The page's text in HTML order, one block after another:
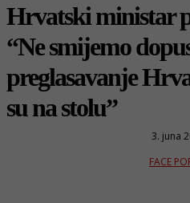
Hrvatski ministar
“Ne smijemo
preglasavanje
su na stolu”
3. juna
FACE